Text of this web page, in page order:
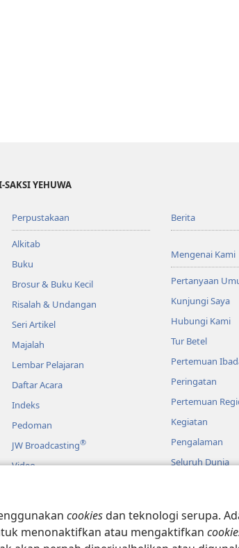
cookiesdan teknologi serupa.
menonaktifkan atau mengaktifkan
SAKSI YEHUWA
Perpustakaan
Alkitab
Buku
Brosur & Buku Kecil
Risalah & Undangan
Seri Artikel
Majalah
Lembar Pelajaran
Daftar Acara
Indeks
Pedoman
JW Broadcasting®
Video
Pembacaan Alkitab Model Drama
Berita
Mengenai Kami
Pertanyaan
Kunjungi Saya
Hubungi Kami
Tur Betel
Pertemuan
Peringatan
Pertemuan
Kegiatan
Pengalaman
Seluruh Dunia